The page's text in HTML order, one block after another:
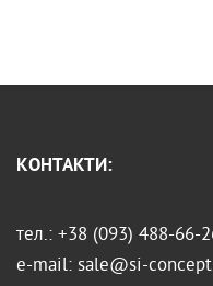
КОНТАКТИ:
тел.: +38 (093) 488-66-
e-mail: sale@si-